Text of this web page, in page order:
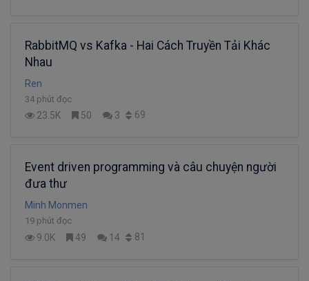
RabbitMQ vs Kafka - Hai Cách Truyền Tải Khác
Nhau
Ren
34 phút đọc
23.5K 50 3 69
Event driven programming và câu chuyện người
đưa thư
Minh Monmen
19 phút đọc
9.0K 49 14 81